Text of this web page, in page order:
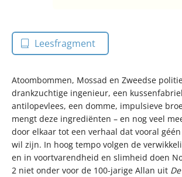
Leesfragment
Atoombommen, Mossad en Zweedse
drankzuchtige ingenieur, een
antilopevlees, een domme, impulsieve
mengt deze ingrediënten – en nog veel
door elkaar tot een verhaal dat vooral
wil zijn. In hoog tempo volgen de
en in voortvarendheid en slimheid doen
2 niet onder voor de 100-jarige Allan uit